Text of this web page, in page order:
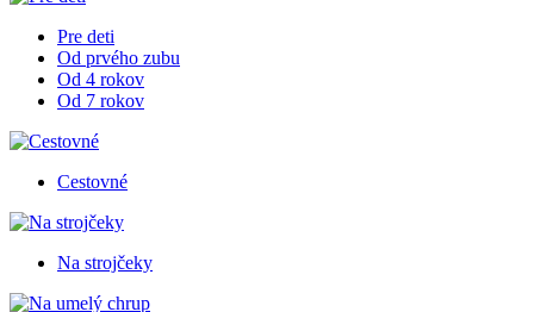
Pre deti
Od prvého zubu
Od 4 rokov
Od 7 rokov
Cestovné
Na strojčeky